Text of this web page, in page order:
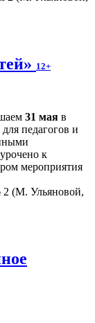
12+
31 мая в
педагогов и
к
мероприятия
2 (М. Ульяновой,